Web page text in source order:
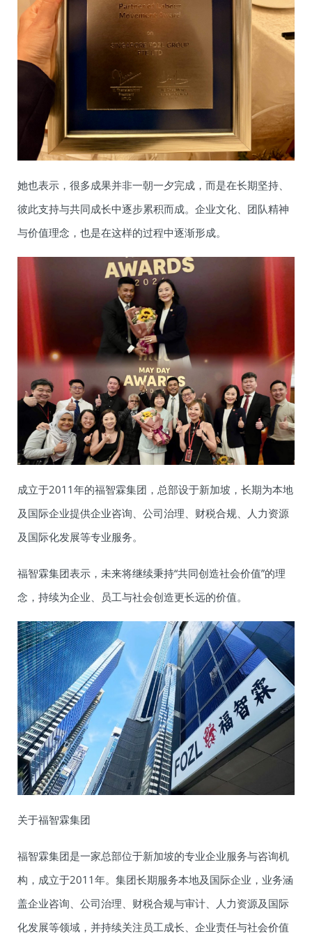
她也表示，很多成果并非一朝一夕完成，而是在长期坚持、
彼此支持与共同成长中逐步累积而成。企业文化、团队精神
与价值理念，也是在这样的过程中逐渐形成。
成立于2011年的福智霖集团，总部设于新加坡，长期为本地
及国际企业提供企业咨询、公司治理、财税合规、人力资源
及国际化发展等专业服务。
福智霖集团表示，未来将继续秉持“共同创造社会价值”的理
念，持续为企业、员工与社会创造更长远的价值。
关于福智霖集团
福智霖集团是一家总部位于新加坡的专业企业服务与咨询机
构，成立于2011年。集团长期服务本地及国际企业，业务涵
盖企业咨询、公司治理、财税合规与审计、人力资源及国际
化发展等领域，并持续关注员工成长、企业责任与社会价值